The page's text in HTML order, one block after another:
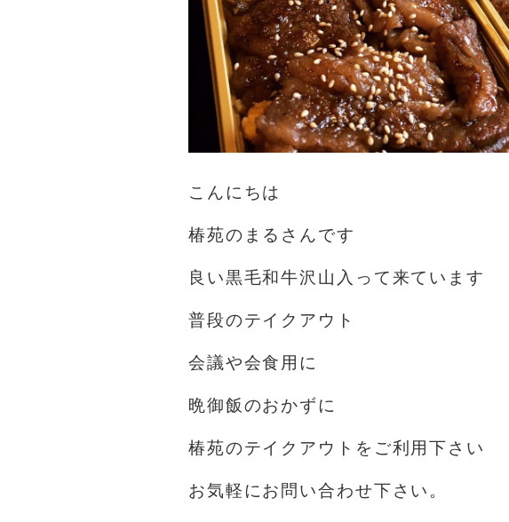
こんにちは️
椿苑のまるさんです
良い黒毛和牛沢山入って来ています
普段のテイクアウト
会議や会食用に
晩御飯のおかずに
椿苑のテイクアウトをご利用下さい
お気軽にお問い合わせ下さい。